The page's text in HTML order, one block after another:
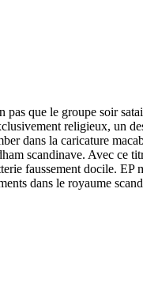
pas que le groupe soir
religieux, un
dans la caricature
scandinave. Avec ce
faussement docile. EP
dans le royaume